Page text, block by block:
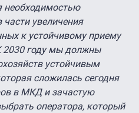
необходимостью
части увеличения
к устойчивому приему
2030 году мы должны
устойчивым
сложилась сегодня
в МКД и зачастую
оператора, который